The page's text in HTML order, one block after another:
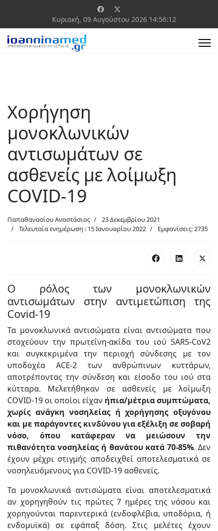
Κυριακή, 09 Αυγούστου 2026 14:56:12
Χορήγηση
μονοκλωνικών
αντισωμάτων σε
ασθενείς με λοίμωξη
COVID-19
Παπαθανασίου Αναστάσιος
23 Δεκεμβρίου 2021
Τελευταία ενημέρωση : 15 Ιανουαρίου 2022
Εμφανίσεις: 2735
Ο ρόλος των μονοκλωνικών
αντισωμάτων στην αντιμετώπιση της
Covid-19
Τα μονοκλωνικά αντισώματα είναι αντισώματα που
στοχεύουν την πρωτεΐνη-ακίδα του ιού SARS-CoV2
και συγκεκριμένα την περιοχή σύνδεσης με τον
υποδοχέα ACE-2 των ανθρώπινων κυττάρων,
αποτρέποντας την σύνδεση και είσοδο του ιού στα
κύτταρα. Μελετήθηκαν σε ασθενείς με λοίμωξη
COVID-19 οι οποίοι είχαν ήπια/μέτρια συμπτώματα,
χωρίς ανάγκη νοσηλείας ή χορήγησης οξυγόνου
και με παράγοντες κινδύνου για εξέλιξη σε σοβαρή
νόσο, όπου κατάφεραν να μειώσουν την
πιθανότητα νοσηλείας ή θανάτου κατά 70-85%. Δεν
έχουν μέχρι στιγμής αποδειχθεί αποτελεσματικά σε
νοσηλευόμενους για COVID-19 ασθενείς.
Τα μονοκλωνικά αντισώματα είναι αποτελεσματικά
αν χορηγηθούν τις πρώτες 7 ημέρες της νόσου και
χορηγούνται παρεντερικά (ενδοφλέβια, υποδόρια, ή
ενδομυϊκά) σε εφάπαξ δόση. Στις μελέτες έχουν